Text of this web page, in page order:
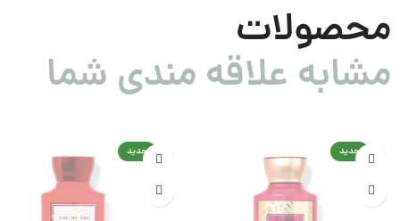
محصولات
مشابه علاقه مندی شما
جدید جدید